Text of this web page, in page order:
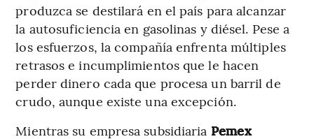
produzca se destilará en el país para alcanzar
la autosuficiencia en gasolinas y diésel. Pese a
los esfuerzos, la compañía enfrenta múltiples
retrasos e incumplimientos que le hacen
perder dinero cada que procesa un barril de
crudo, aunque existe una excepción.
Mientras su empresa subsidiaria Pemex